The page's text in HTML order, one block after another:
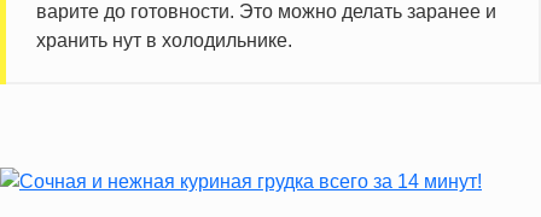
варите до готовности. Это можно делать заранее и
хранить нут в холодильнике.